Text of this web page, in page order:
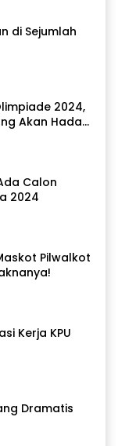
di Sejumlah
2024,
Akan Hadapi
Calon
2024
Pilwalkot
Kerja KPU
Dramatis